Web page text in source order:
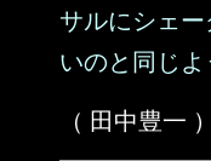
サルにシェ
いのと同じよ
（ 田中豊一 ）